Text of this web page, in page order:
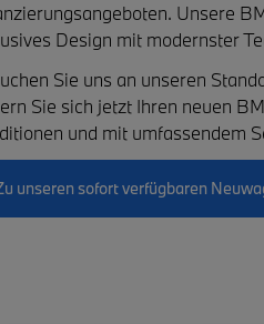
. Unsere
Design mit modernster
Sie uns an unseren
Sie sich jetzt Ihren neuen
und mit umfassendem
unseren sofort verfügbaren